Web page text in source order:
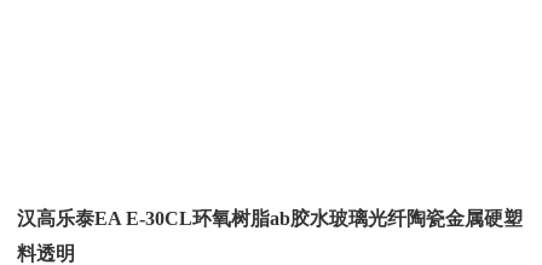
汉高乐泰EA E-30CL环氧树脂ab胶水玻璃光纤陶瓷金属硬塑
料透明